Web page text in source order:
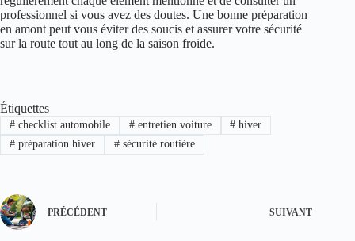
professionnel si vous avez des doutes. Une bonne préparation
en amont peut vous éviter des soucis et assurer votre sécurité
sur la route tout au long de la saison froide.
Étiquettes
#checklist automobile #entretien voiture # hiver
#préparation hiver #sécurité routière
PRÉCÉDENT SUIVANT